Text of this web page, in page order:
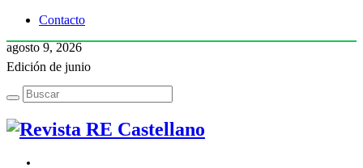
Contacto
agosto 9, 2026
Edición de junio